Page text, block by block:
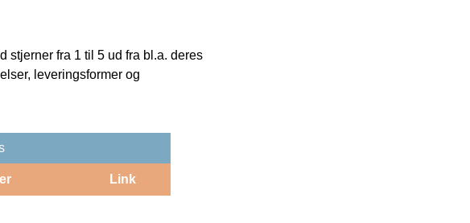
stjerner fra 1 til 5 ud fra bl.a. deres
leveringsformer og
Link